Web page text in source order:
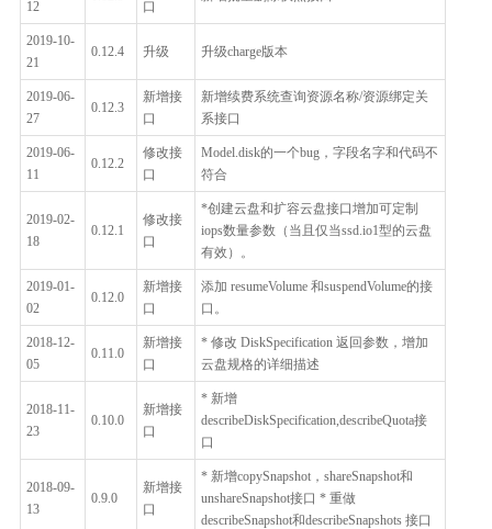
12
口
2019-10-
21
0.12.4 升级 升级charge版本
2019-06-
27
0.12.3
新增接
口
新增续费系统查询资源名称/资源绑定关
系接口
2019-06-
11
0.12.2
修改接
口
Model.disk的一个bug，字段名字和代码不
符合
2019-02-
18
0.12.1
修改接
口
*创建云盘和扩容云盘接口增加可定制
iops数量参数（当且仅当ssd.io1型的云盘
有效）。
2019-01-
02
0.12.0
新增接
口
添加 resumeVolume 和suspendVolume的接
口。
2018-12-
05
0.11.0
新增接
口
* 修改 DiskSpecification 返回参数，增加
云盘规格的详细描述
2018-11-
23
0.10.0
新增接
口
* 新增
describeDiskSpecification,describeQuota接
口
2018-09-
13
0.9.0
新增接
口
* 新增copySnapshot，shareSnapshot和
unshareSnapshot接口 * 重做
describeSnapshot和describeSnapshots 接口